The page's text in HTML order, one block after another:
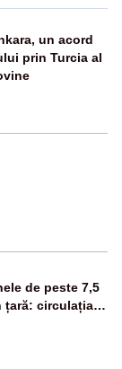
un acord
prin Turcia al
de peste 7,5
țară: circulația
12:00 și